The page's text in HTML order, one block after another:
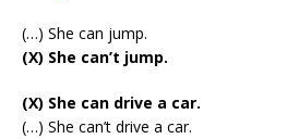
(…) She can jump.
(X) She can’t jump.
(X) She can drive a car.
(…) She can’t drive a car.